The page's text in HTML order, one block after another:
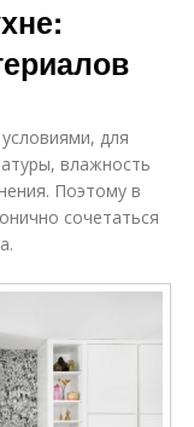
для
влажность
Поэтому в
сочетаться